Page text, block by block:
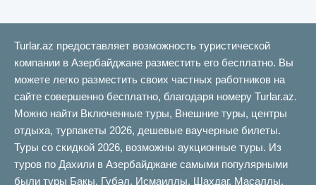
Turlar.az предоставляет возможность туристической
компании в Азербайджане разместить его бесплатно. Вы
можете легко разместить своих частных работников на
сайте совершенно бесплатно, благодаря номеру Turlar.az.
Можно найти Включенные туры, Внешние туры, центры
отдыха, турпакеты 2026, дешевые ваучерные билеты.
Туры со скидкой 2026, возможны аукционные туры. Из
туров по Дахили в Азербайджане самыми популярными
были туры Бакы, Губəл, Исмаиллы, Шахдаг, Масаллы,